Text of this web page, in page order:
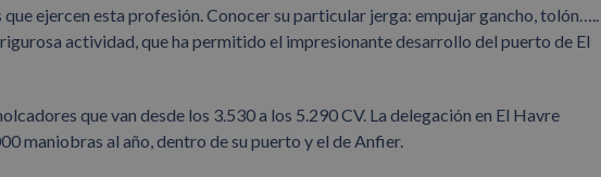
ejercen esta profesión. Conocer su particular jerga: empujar gancho, tolón…..
actividad, que ha permitido el impresionante desarrollo del puerto de El
que van desde los 3.530 a los 5.290 CV. La delegación en El Havre
maniobras al año, dentro de su puerto y el de Anfier.